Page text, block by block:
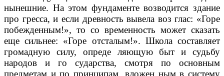
нынешние. На этом фундаменте возводится здание
про гресса, и если древность вывела воз глас: «Горе
побежденным!», то со временность может сказать
еще сильнее: «Горе отсталым!». Школа составляет
громадную силу, опреде ляющую быт и судьбу
народов и го сударства, смотря по основным
предметам и по принципам, вложен ным в систему